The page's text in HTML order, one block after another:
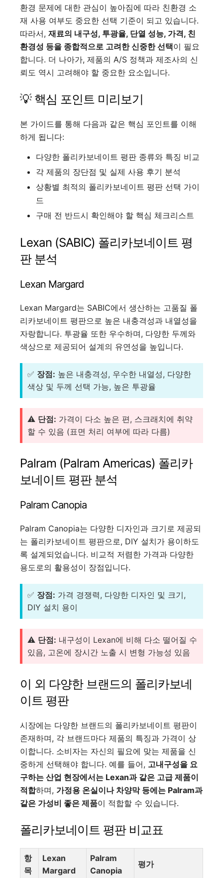
환경 문제에 대한 관심이 높아짐에 따라 친환경 소
재 사용 여부도 중요한 선택 기준이 되고 있습니다.
따라서, 재료의 내구성, 투광율, 단열 성능, 가격, 친
환경성 등을 종합적으로 고려한 신중한 선택이 필요
합니다. 더 나아가, 제품의 A/S 정책과 제조사의 신
뢰도 역시 고려해야 할 중요한 요소입니다.
💡 핵심 포인트 미리보기
본 가이드를 통해 다음과 같은 핵심 포인트를 이해
하게 됩니다:
다양한 폴리카보네이트 평판 종류와 특징 비교
각 제품의 장단점 및 실제 사용 후기 분석
상황별 최적의 폴리카보네이트 평판 선택 가이
드
구매 전 반드시 확인해야 할 핵심 체크리스트
Lexan (SABIC) 폴리카보네이트 평
판 분석
Lexan Margard
Lexan Margard는 SABIC에서 생산하는 고품질 폴
리카보네이트 평판으로 높은 내충격성과 내열성을
자랑합니다. 투광율 또한 우수하며, 다양한 두께와
색상으로 제공되어 설계의 유연성을 높입니다.
✅ 장점: 높은 내충격성, 우수한 내열성, 다양한
색상 및 두께 선택 가능, 높은 투광율
⚠️ 단점: 가격이 다소 높은 편, 스크래치에 취약
할 수 있음 (표면 처리 여부에 따라 다름)
Palram (Palram Americas) 폴리카
보네이트 평판 분석
Palram Canopia
Palram Canopia는 다양한 디자인과 크기로 제공되
는 폴리카보네이트 평판으로, DIY 설치가 용이하도
록 설계되었습니다. 비교적 저렴한 가격과 다양한
용도로의 활용성이 장점입니다.
✅ 장점: 가격 경쟁력, 다양한 디자인 및 크기,
DIY 설치 용이
⚠️ 단점: 내구성이 Lexan에 비해 다소 떨어질 수
있음, 고온에 장시간 노출 시 변형 가능성 있음
이 외 다양한 브랜드의 폴리카보네
이트 평판
시장에는 다양한 브랜드의 폴리카보네이트 평판이
존재하며, 각 브랜드마다 제품의 특징과 가격이 상
이합니다. 소비자는 자신의 필요에 맞는 제품을 신
중하게 선택해야 합니다. 예를 들어, 고내구성을 요
구하는 산업 현장에서는 Lexan과 같은 고급 제품이
적합하며, 가정용 온실이나 차양막 등에는 Palram과
같은 가성비 좋은 제품이 적합할 수 있습니다.
폴리카보네이트 평판 비교표
항
목
Lexan
Margard
Palram
Canopia
평가